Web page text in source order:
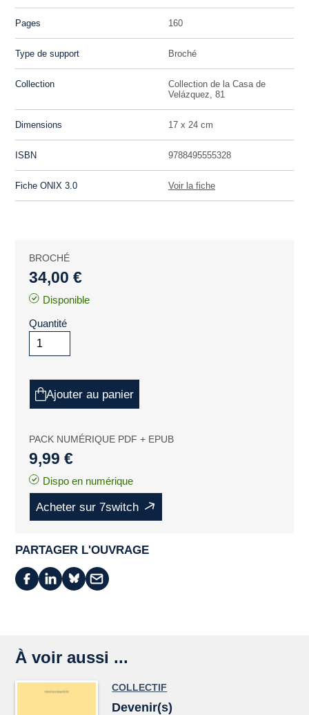
Pages 160
Type de support Broché
Collection
Collection de la Casa de
Velázquez, 81
Dimensions 17 x 24 cm
ISBN 9788495555328
Fiche ONIX 3.0 Voir la fiche
BROCHÉ
34,00 €
Disponible
Quantité
Ajouter au panier
PACK NUMÉRIQUE PDF + EPUB
9,99 €
Dispo en numérique
Acheter sur 7switch
PARTAGER L'OUVRAGE
À voir aussi ...
COLLECTIF
Devenir(s)